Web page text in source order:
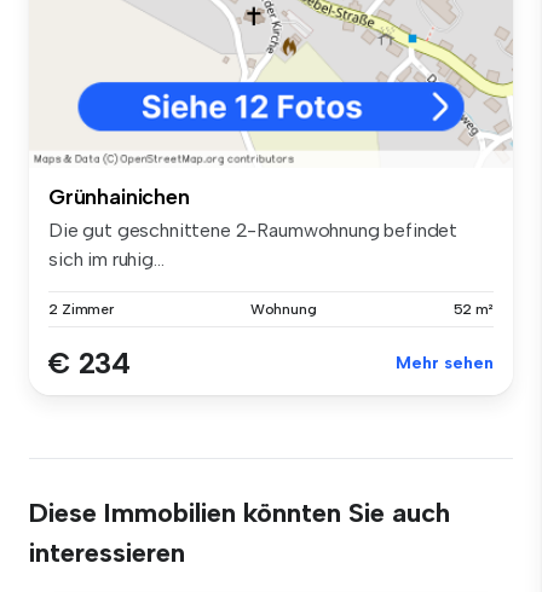
Grünhainichen
Die gut geschnittene 2-Raumwohnung befindet
sich im ruhig...
2 Zimmer Wohnung 52 m²
€ 234 Mehr sehen
Diese Immobilien könnten Sie auch
interessieren